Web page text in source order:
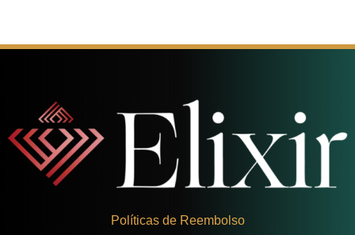
Políticas de Reembolso